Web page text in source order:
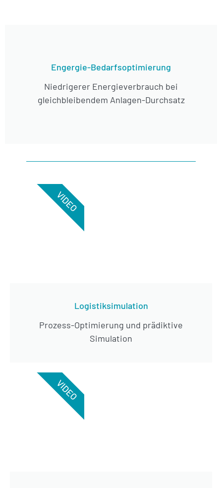
Engergie-Bedarfsoptimierung
Niedrigerer Energieverbrauch bei
gleichbleibendem Anlagen-Durchsatz
Logistiksimulation
Prozess-Optimierung und prädiktive
Simulation
VIDEO
VIDEO